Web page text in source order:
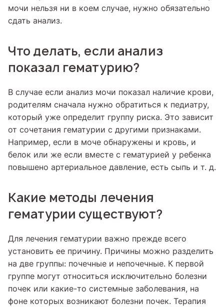
мочи нельзя ни в коем случае, нужно обязательно
сдать анализ.
Что делать, если анализ
показал гематурию?
В случае если анализ мочи показал наличие крови,
родителям сначала нужно обратиться к педиатру,
который уже определит группу риска. Это зависит
от сочетания гематурии с другими признаками.
Например, если в моче обнаружены и кровь, и
белок или же если вместе с гематурией у ребенка
повышено артериальное давление, есть сыпь и т. д.
Какие методы лечения
гематурии существуют?
Для лечения гематурии важно прежде всего
установить ее причину. Причины можно разделить
на две группы: почечные и непочечные. К первой
группе могут относиться исключительно болезни
почек или какие-то системные заболевания, на
фоне которых возникают болезни почек. Терапия